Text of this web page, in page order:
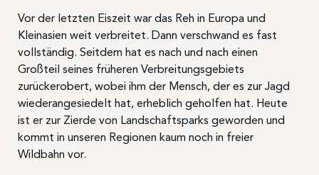
Vor der letzten Eiszeit war das Reh in Europa und
Kleinasien weit verbreitet. Dann verschwand es fast
vollständig. Seitdem hat es nach und nach einen
Großteil seines früheren Verbreitungsgebiets
zurückerobert, wobei ihm der Mensch, der es zur Jagd
wiederangesiedelt hat, erheblich geholfen hat. Heute
ist er zur Zierde von Landschaftsparks geworden und
kommt in unseren Regionen kaum noch in freier
Wildbahn vor.